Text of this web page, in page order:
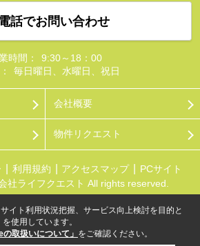
話でお問い合わせ
時間：
9:30～18：00
毎日曜日、水曜日、祝日
会社概要
物件リクエスト
利用規約 アクセスマップ
PCサイト
社ライフクエスト All rights reserved.
イト利用状況把握、サービス向上検討を目的と
使用しています。
の取扱いについて」 をご確認ください。